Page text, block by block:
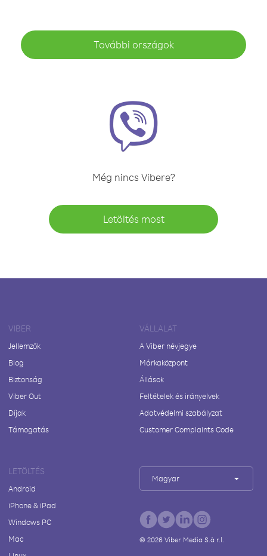
További országok
Még nincs Vibere?
Letöltés most
VIBER
Jellemzők
Blog
Biztonság
Viber Out
Díjak
Támogatás
VÁLLALAT
A Viber névjegye
Márkaközpont
Állások
Feltételek és irányelvek
Adatvédelmi szabályzat
Customer Complaints Code
LETÖLTÉS
Android
iPhone & iPad
Windows PC
Mac
Magyar
© 2026Viber Media S.à r.l.